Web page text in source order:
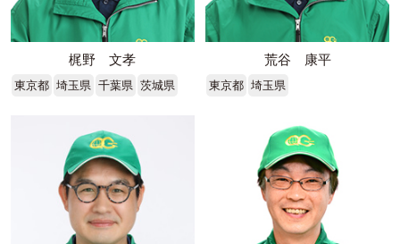
梶野 文孝
東京都 埼玉県 千葉県 茨城県
荒谷 康平
東京都 埼玉県